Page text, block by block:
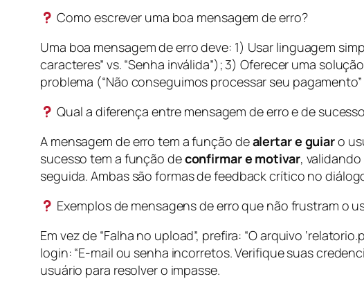
Como escrever uma boa mensagem de erro?
Uma boa mensagem de erro deve: 1) Usar linguagem
caracteres” vs. “Senha inválida”); 3) Oferecer uma
problema (“Não conseguimos processar seu pagamento”
Qual a diferença entre mensagem de erro e de
A mensagem de erro tem a função dealertar e guiaro
sucesso tem a função deconfirmar e motivar,
seguida. Ambas são formas de feedback crítico no
Exemplos de mensagens de erro que não frustram o
Em vez de “Falha no upload”, prefira: “O arquivo
login: “E-mail ou senha incorretos. Verifique suas
usuário para resolver o impasse.